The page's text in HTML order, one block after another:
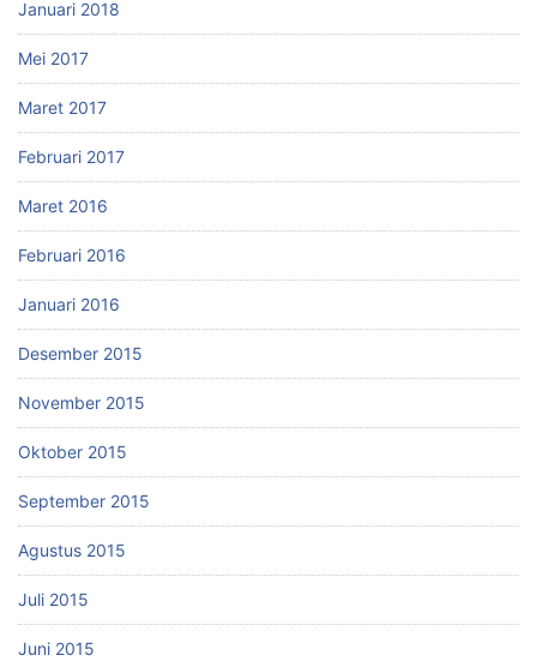
Januari 2018
Mei 2017
Maret 2017
Februari 2017
Maret 2016
Februari 2016
Januari 2016
Desember 2015
November 2015
Oktober 2015
September 2015
Agustus 2015
Juli 2015
Juni 2015